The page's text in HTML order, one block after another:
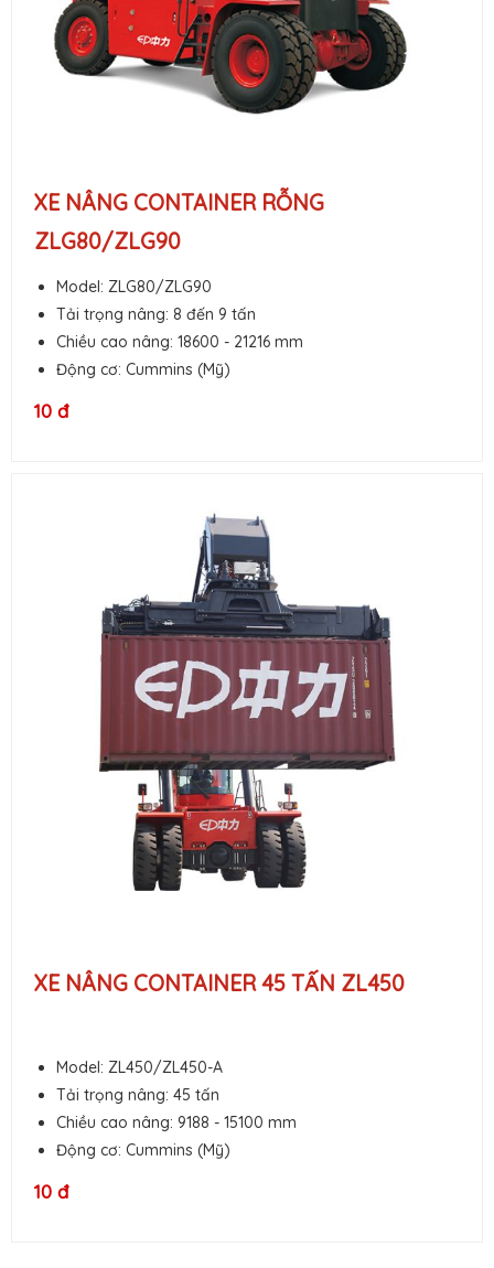
XE NÂNG CONTAINER RỖNG
ZLG80/ZLG90
Model: ZLG80/ZLG90
Tải trọng nâng: 8 đến 9 tấn
Chiều cao nâng: 18600 - 21216 mm
Động cơ: Cummins (Mỹ)
10 đ
XE NÂNG CONTAINER 45 TẤN ZL450
Model: ZL450/ZL450-A
Tải trọng nâng: 45 tấn
Chiều cao nâng: 9188 - 15100 mm
Động cơ: Cummins (Mỹ)
10 đ